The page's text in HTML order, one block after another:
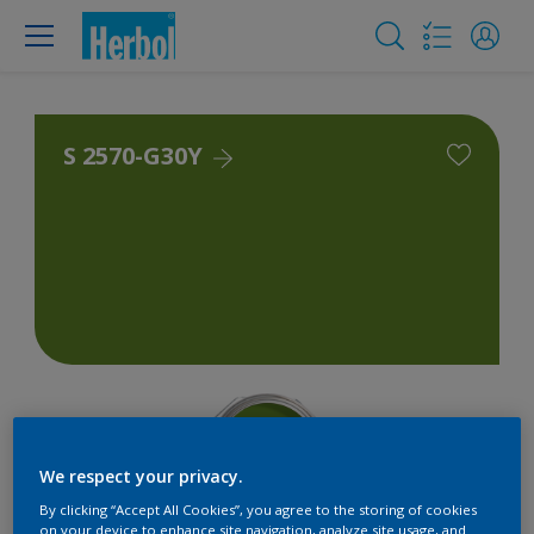
S 2570-G30Y
We respect your privacy.
By clicking “Accept All Cookies”, you agree to the storing of cookies
on your device to enhance site navigation, analyze site usage, and